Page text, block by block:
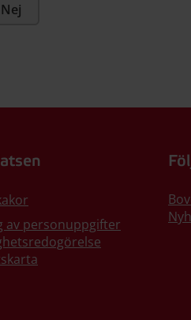
Nej
av personuppgifter